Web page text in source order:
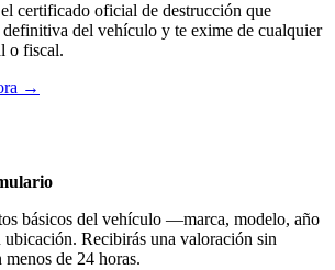
certificado oficial de destrucción que
definitiva del vehículo y te exime de cualquier
o fiscal.
→
básicos del vehículo —marca, modelo, año
Recibirás una valoración sin
de 24 horas.